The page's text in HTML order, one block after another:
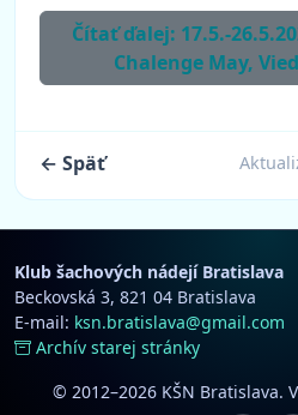
Čítať ďalej: 17.5.-
Chalenge May,
← Späť
Klub šachových nádejí Bratislava
Beckovská 3, 821 04 Bratislava
E-mail: ksn.bratislava@gmail.com
Archív starej stránky
© 2012–2026 KŠN Bratislava.